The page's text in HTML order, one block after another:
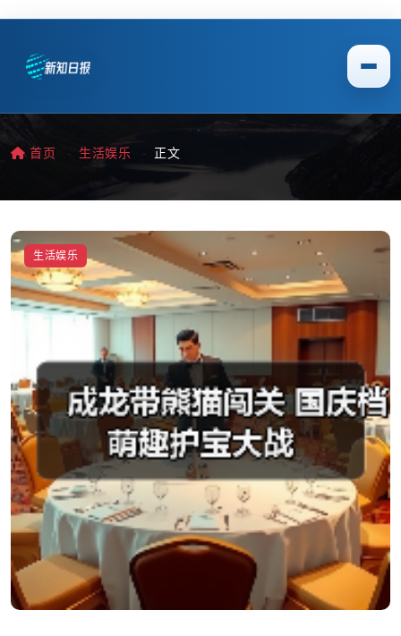
首页 生活娱乐 正文
生活娱乐